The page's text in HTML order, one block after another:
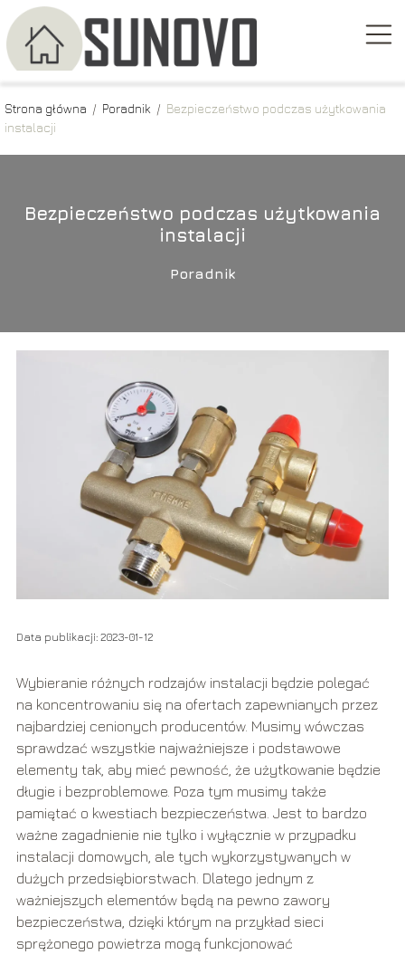
Strona główna / Poradnik / Bezpieczeństwo podczas użytkowania
instalacji
Bezpieczeństwo podczas użytkowania
instalacji
Poradnik
Data publikacji: 2023-01-12
Wybieranie różnych rodzajów instalacji będzie polegać
na koncentrowaniu się na ofertach zapewnianych przez
najbardziej cenionych producentów. Musimy wówczas
sprawdzać wszystkie najważniejsze i podstawowe
elementy tak, aby mieć pewność, że użytkowanie będzie
długie i bezproblemowe. Poza tym musimy także
pamiętać o kwestiach bezpieczeństwa. Jest to bardzo
ważne zagadnienie nie tylko i wyłącznie w przypadku
instalacji domowych, ale tych wykorzystywanych w
dużych przedsiębiorstwach. Dlatego jednym z
ważniejszych elementów będą na pewno zawory
bezpieczeństwa, dzięki którym na przykład sieci
sprężonego powietrza mogą funkcjonować